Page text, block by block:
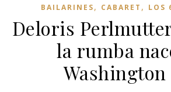
BAILARINES, CABARET , LOS
Deloris
la rumba
Washington